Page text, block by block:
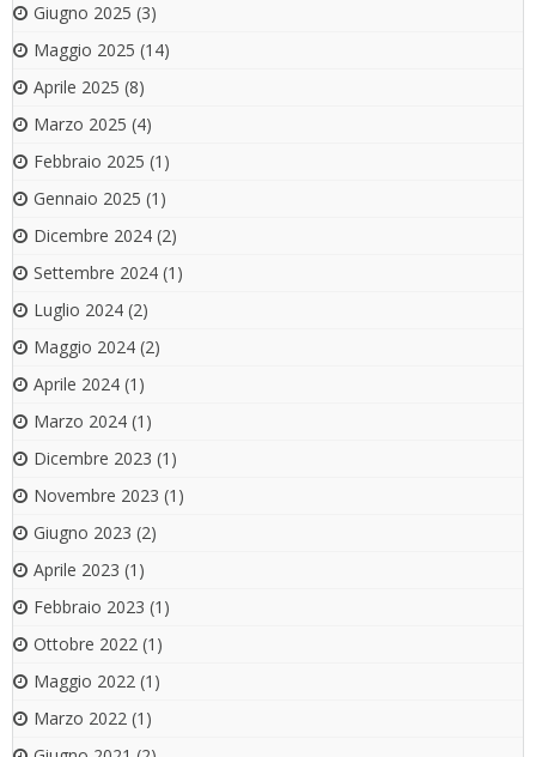
Giugno 2025 (3)
Maggio 2025 (14)
Aprile 2025 (8)
Marzo 2025 (4)
Febbraio 2025 (1)
Gennaio 2025 (1)
Dicembre 2024 (2)
Settembre 2024 (1)
Luglio 2024 (2)
Maggio 2024 (2)
Aprile 2024 (1)
Marzo 2024 (1)
Dicembre 2023 (1)
Novembre 2023 (1)
Giugno 2023 (2)
Aprile 2023 (1)
Febbraio 2023 (1)
Ottobre 2022 (1)
Maggio 2022 (1)
Marzo 2022 (1)